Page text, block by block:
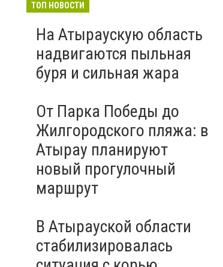
ТОП НОВОСТИ
На Атыраускую область
надвигаются пыльная
буря и сильная жара
От Парка Победы до
Жилгородского пляжа: в
Атырау планируют
новый прогулочный
маршрут
В Атырауской области
стабилизировалась